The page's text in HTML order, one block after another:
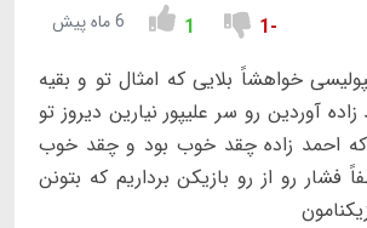
-1
1 6 ماه پیش
خواهشاً بلایی که امثال تو و بقیه
آوردین رو سر علیپور نیارین دیروز تو
احمد زاده چقد خوب بود و چقد خوب
فشار رو از رو بازیکن برداریم که بتونن